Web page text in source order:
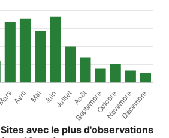
Sites avec le plus d'observations